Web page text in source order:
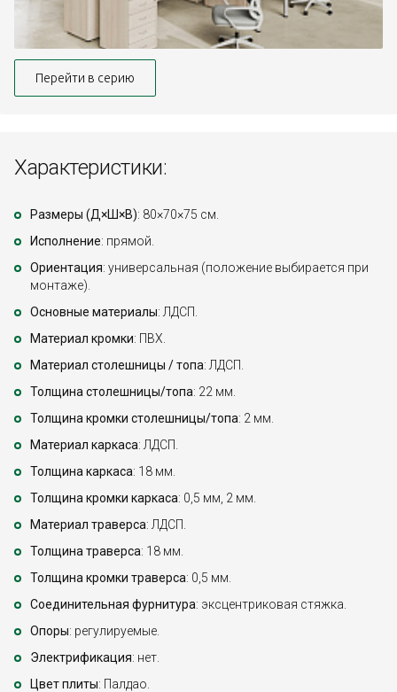
Перейти в серию
Характеристики:
Размеры (Д×Ш×В): 80×70×75 см.
Исполнение: прямой.
Ориентация: универсальная (положение выбирается при
монтаже).
Основные материалы: ЛДСП.
Материал кромки: ПВХ.
Материал столешницы / топа: ЛДСП.
Толщина столешницы/топа: 22 мм.
Толщина кромки столешницы/топа: 2 мм.
Материал каркаса: ЛДСП.
Толщина каркаса: 18 мм.
Толщина кромки каркаса: 0,5 мм, 2 мм.
Материал траверса: ЛДСП.
Толщина траверса: 18 мм.
Толщина кромки траверса: 0,5 мм.
Соединительная фурнитура: эксцентриковая стяжка.
Опоры: регулируемые.
Электрификация: нет.
Цвет плиты: Палдао.